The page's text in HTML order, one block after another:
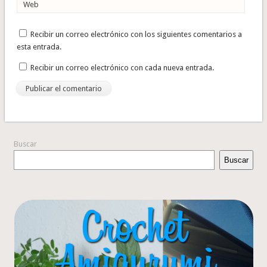
Web
Recibir un correo electrónico con los siguientes comentarios a
esta entrada.
Recibir un correo electrónico con cada nueva entrada.
Buscar
Buscar